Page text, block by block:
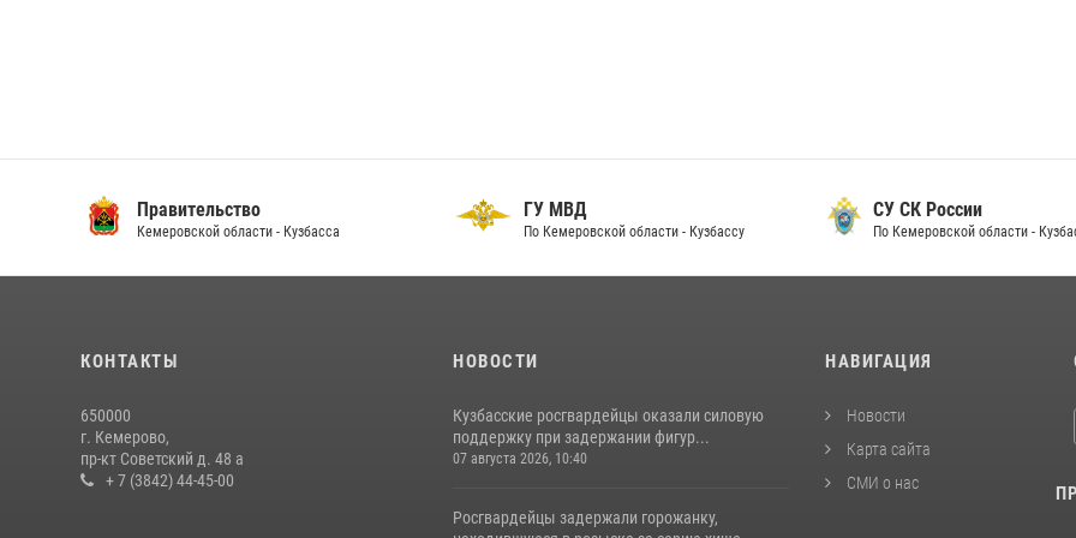
Правительство
Кемеровской области - Кузбасса
ГУ МВД
По Кемеровской области - Кузбассу
СУ СК России
По Кемеровской области -
КОНТАКТЫ
650000
г. Кемерово,
пр-кт Советский д. 48 а
+ 7 (3842) 44-45-00
НОВОСТИ
Кузбасские росгвардейцы оказали силовую
поддержку при задержании фигур...
07 августа 2026, 10:40
Росгвардейцы задержали горожанку,
НАВИГАЦИЯ
Новости
Карта сайта
СМИ о нас